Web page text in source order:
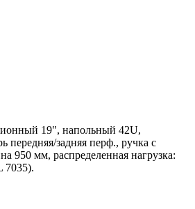
19", напольный 42U,
передняя/задняя перф., ручка с
950 мм, распределенная нагрузка:
7035).